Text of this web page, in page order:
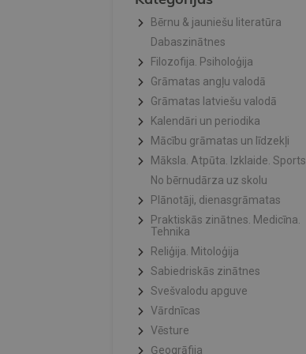
Bērnu & jauniešu literatūra
Dabaszinātnes
Filozofija. Psiholoģija
Grāmatas angļu valodā
Grāmatas latviešu valodā
Kalendāri un periodika
Mācību grāmatas un līdzekļi
Māksla. Atpūta. Izklaide. Sports
No bērnudārza uz skolu
Plānotāji, dienasgrāmatas
Praktiskās zinātnes. Medicīna.
Tehnika
Reliģija. Mitoloģija
Sabiedriskās zinātnes
Svešvalodu apguve
Vārdnīcas
Vēsture
Ģeogrāfija